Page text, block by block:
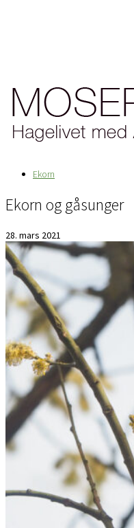
Ekorn
Ekorn og gåsunger
28. mars 2021